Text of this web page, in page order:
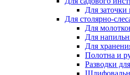
Для
Для столярно-
Для
Для
Для
Полотна и
Разводки